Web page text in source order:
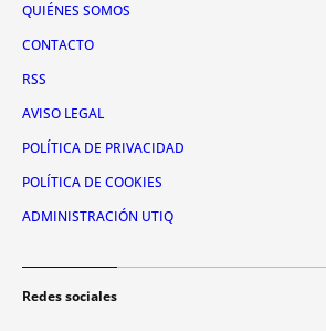
QUIÉNES SOMOS
CONTACTO
RSS
AVISO LEGAL
POLÍTICA DE PRIVACIDAD
POLÍTICA DE COOKIES
ADMINISTRACIÓN UTIQ
Redes sociales